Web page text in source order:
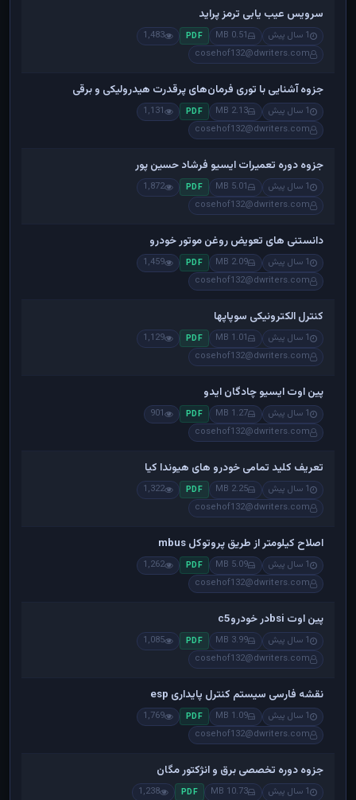
سرویس عیب یابی ترمز پراید
1 سال پیش 0.51 MB
PDF
1,483
cosehof132@dwriters.com
جزوه آشنایی با توری فرمان‌های پرقدرت هیدرولیکی و برقی
1 سال پیش 2.13 MB
PDF
1,131
cosehof132@dwriters.com
جزوه دوره تعمیرات ایسیو فرشاد حسین پور
1 سال پیش 5.01 MB
PDF
1,872
cosehof132@dwriters.com
دانستنی های تعویض روغن موتور خودرو
1 سال پیش 2.09 MB
PDF
1,459
cosehof132@dwriters.com
کنترل الکترونیکی سوپاپها
1 سال پیش 1.01 MB
PDF
1,129
cosehof132@dwriters.com
پین اوت ایسیو چادگان ایدو
1 سال پیش 1.27 MB
PDF
901
cosehof132@dwriters.com
تعریف کلید تمامی خودرو های هیوندا کیا
1 سال پیش 2.25 MB
PDF
1,322
cosehof132@dwriters.com
اصلاح کیلومتر از طریق پروتوکل mbus
1 سال پیش 5.09 MB
PDF
1,262
cosehof132@dwriters.com
پین اوت bsiدر خودروc5
1 سال پیش 3.99 MB
PDF
1,085
cosehof132@dwriters.com
نقشه فارسی سیستم کنترل پایداری esp
1 سال پیش 1.09 MB
PDF
1,769
cosehof132@dwriters.com
جزوه دوره تخصصی برق و انژکتور مگان
1 سال پیش 10.73 MB
PDF
1,238